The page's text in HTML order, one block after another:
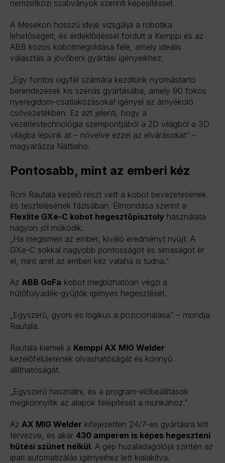
nemzetközi szabványok szerinti képesítéssel.
A Mesekon hosszú ideje vizsgálja a robotika
lehetőségeit, és érdeklődéssel fordult a Kemppi és az
ABB közös kobotmegoldása felé, amely ideális
választás a jövőbeni gyártási igényeikhez.
„Egy fontos ügyfél számára kezdtünk nyomástartó
berendezések kis szériás gyártásába, amely 90 fokos
nyeregidom-csatlakozásokat igényel az árnyékoló
csővezetékben. Ez azt jelenti, hogy a
vezérléstechnológia szempontjából a 2D világból a 3D
világba lépünk át – növelve ezzel az elvárásokat” –
magyarázza Nättiaho.
Pontosabb, mint az emberi kéz
Roni Rautala kezelő részt vett a kobot bevezetésének
és tesztelésének fázisában. Elmondása szerint a
Flexlite GXe-C kobot hegesztőpisztoly használata
nagyon jól működik.
„Ha megismeri az ember, kiváló eredményt nyújt. A
GXe-C sokkal nagyobb pontosságot és simaságot ér
el, mint amit az emberi kéz valaha is tudna.”
Az ABB GoFa kobot megbízhatóan végzi a
hűtőfolyadék-gyűjtők igényes hegesztését.
„Egyszerű, gyors és logikus a pozicionálása” – mondja
Rautala.
Rautala kiemeli a Kemppi AX MIG Welder
kezelőfelületének olvashatóságát és könnyű
állíthatóságát.
„Egyszerű használni, és a program-előbeállítások
megkönnyítik az alapok felépítését a munkához.”
Az AX MIG Welder kifejezetten 24/7-es gyártásra lett
tervezve, és akár 430 amperen is képes hegeszteni
hűtési szünet nélkül. A gép huzaladagolója szintén az
ipari automatizálás igényeihez lett kialakítva.